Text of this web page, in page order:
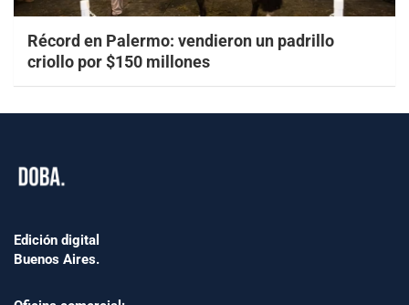
Récord en Palermo: vendieron un padrillo
criollo por $150 millones
Edición digital
Buenos Aires.